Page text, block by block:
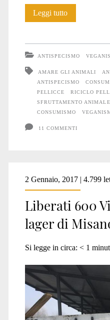
Leggi tutto“Sono
la
pelliccia?”
ANTISPECISMO
AMARE GLI ANIMALI
ANTISPECISMO
PELLICCE
RICICLO
SFRUTTAMENTO ANIMALE
CONSUMISMO
11 COMMENTI
2 Gennaio, 2017 | 4.799
Liberati 600
lager di
Si legge in circa: < 1